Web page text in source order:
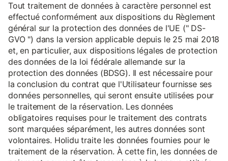
Tout traitement de données à caractère personnel est
effectué conformément aux dispositions du Règlement
général sur la protection des données de l'UE (" DS-
GVO ") dans la version applicable depuis le 25 mai 2018
et, en particulier, aux dispositions légales de protection
des données de la loi fédérale allemande sur la
protection des données (BDSG). Il est nécessaire pour
la conclusion du contrat que l'Utilisateur fournisse ses
données personnelles, qui seront ensuite utilisées pour
le traitement de la réservation. Les données
obligatoires requises pour le traitement des contrats
sont marquées séparément, les autres données sont
volontaires. Holidu traite les données fournies pour le
traitement de la réservation. À cette fin, les données de